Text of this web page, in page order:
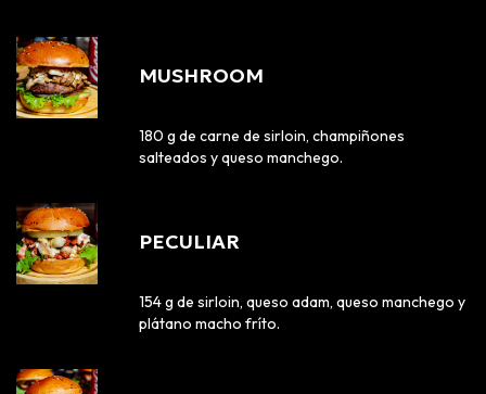
MUSHROOM
180 g de carne de sirloin, champiñones
salteados y queso manchego.
PECULIAR
154 g de sirloin, queso adam, queso manchego y
plátano macho fríto.